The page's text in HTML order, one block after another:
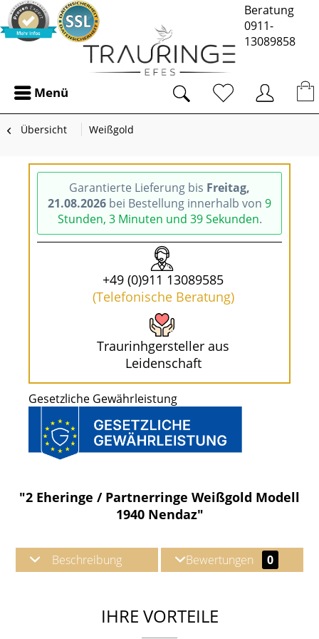
Beratung
0911-
13089858
Menü
Übersicht Weißgold
Garantierte Lieferung bis Freitag,
21.08.2026 bei Bestellung innerhalb von 9
Stunden, 3 Minuten und 39 Sekunden.
+49 (0)911 13089585
(Telefonische Beratung)
Traurinhgersteller aus
Leidenschaft
Gesetzliche Gewährleistung
"2 Eheringe / Partnerringe Weißgold Modell
1940 Nendaz"
Beschreibung Bewertungen 0
IHRE VORTEILE